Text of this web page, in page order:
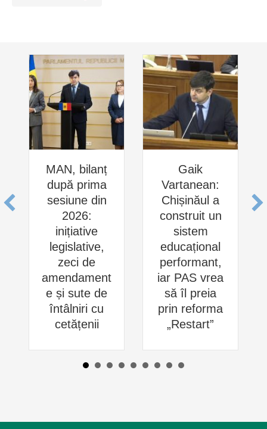
MAN, bilanț
după prima
sesiune din
2026:
inițiative
legislative,
zeci de
amendament
e și sute de
întâlniri cu
cetățenii
Gaik
Vartanean:
Chișinăul a
construit un
sistem
educațional
performant,
iar PAS vrea
să îl preia
prin reforma
„Restart”